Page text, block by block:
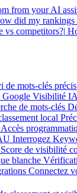
from your AI
did my rankings
vs competitors?|
de mots-clés précis
Google Visibilité IA
de mots-clés
local
Accès
Interrogez
Score de visibilité
blanche
Connectez